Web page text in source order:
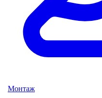
Монтаж